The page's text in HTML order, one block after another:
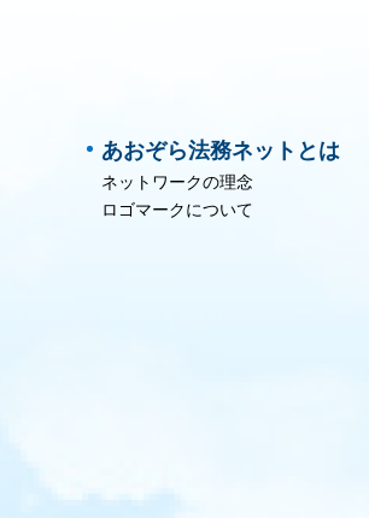
あおぞら法務ネットとは
ネットワークの理念
ロゴマークについて